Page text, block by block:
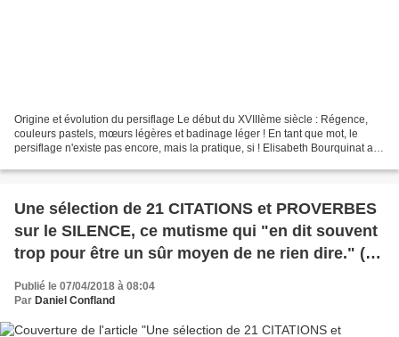
Origine et évolution du persiflage Le début du XVIIIème siècle : Régence,
couleurs pastels, mœurs légères et badinage léger ! En tant que mot, le
persiflage n'existe pas encore, mais la pratique, si ! Elisabeth Bourquinat a
Une sélection de 21 CITATIONS et PROVERBES
sur le SILENCE, ce mutisme qui "en dit souvent
trop pour être un sûr moyen de ne rien dire." (
Publié le 07/04/2018 à 08:04
Par Daniel Confland